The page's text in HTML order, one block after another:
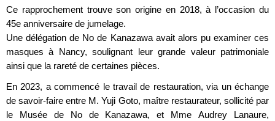
Ce rapprochement trouve son origine en 2018, à l’occasion du
45e anniversaire de jumelage.
Une délégation de No de Kanazawa avait alors pu examiner ces
masques à Nancy, soulignant leur grande valeur patrimoniale
ainsi que la rareté de certaines pièces.
En 2023, a commencé le travail de restauration, via un échange
de savoir-faire entre M. Yuji Goto, maître restaurateur, sollicité par
le Musée de No de Kanazawa, et Mme Audrey Lanaure,